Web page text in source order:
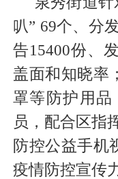
叭” 69个、分
告15400份、
盖面和知晓率
罩等防护用
员，配合区指
防控公益手机
疫情防控宣传